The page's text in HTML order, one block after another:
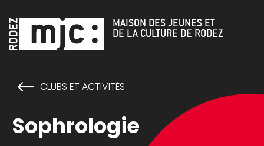
MAISON DES JEUNES ET
DE LA CULTURE DE RODEZ
CLUBS ET ACTIVITÉS
Sophrologie